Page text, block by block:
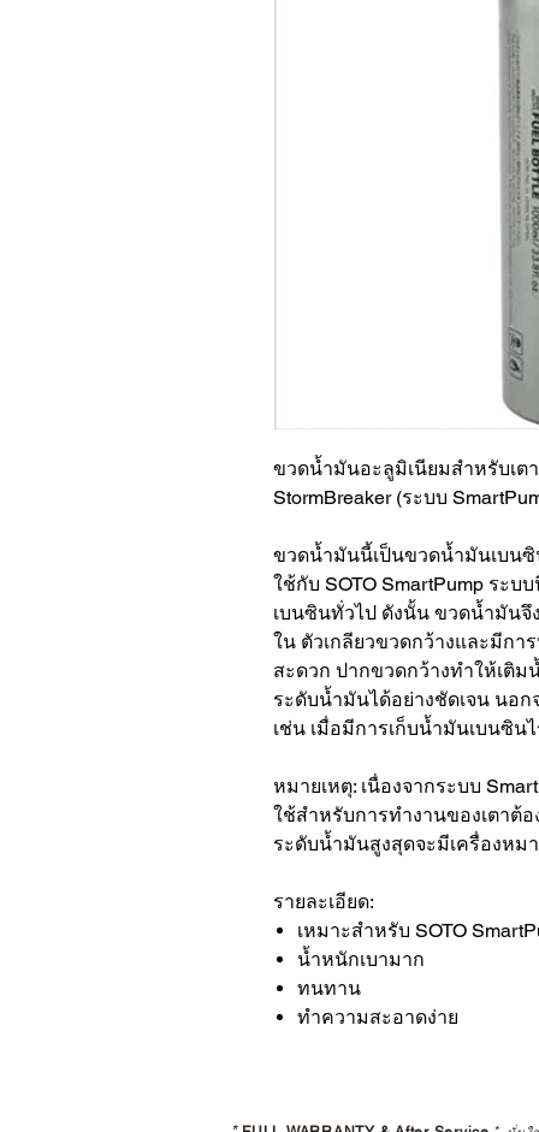
ขวดน้ำมันอะลูมิเนียมสำหรับเตา
StormBreaker (ระบบ
ขวดน้ำมันนี้เป็นขวดน้ำมันเบนซิ
ใช้กับ SOTO SmartPump ระ
เบนซินทั่วไป ดังนั้น ขวดน้ำมัน
ใน ตัวเกลียวขวดกว้างและมีกา
สะดวก ปากขวดกว้างทำให้เติ
ระดับน้ำมันได้อย่างชัดเจน นอ
เช่น เมื่อมีการเก็บน้ำมันเบนซิน
หมายเหตุ: เนื่องจากระบบ
ใช้สำหรับการทำงานของเตาต้
ระดับน้ำมันสูงสุดจะมีเครื่องหม
รายละเอียด:
เหมาะสำหรับ SOTO
น้ำหนักเบามาก
ทนทาน
ทำความสะอาดง่าย